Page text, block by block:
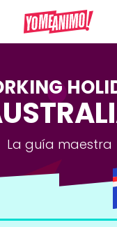
La guía maestra